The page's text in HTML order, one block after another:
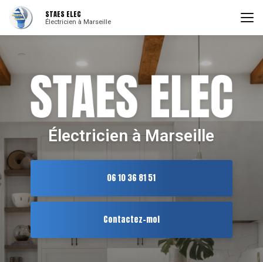
contenu
STAES ELEC
Électricien à Marseille
Électricien à Marseille
06 10 36 81 51
Contactez-moi